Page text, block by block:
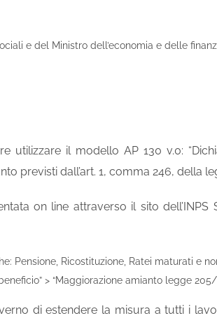
e del Ministro dell’economia e delle
utilizzare il modello AP 130 v.0:
previsti dall’art. 1, comma 246, della
on line attraverso il sito
Pensione, Ricostituzione, Ratei maturati e
> “Maggiorazione amianto legge 205/
di estendere la misura a tutti i